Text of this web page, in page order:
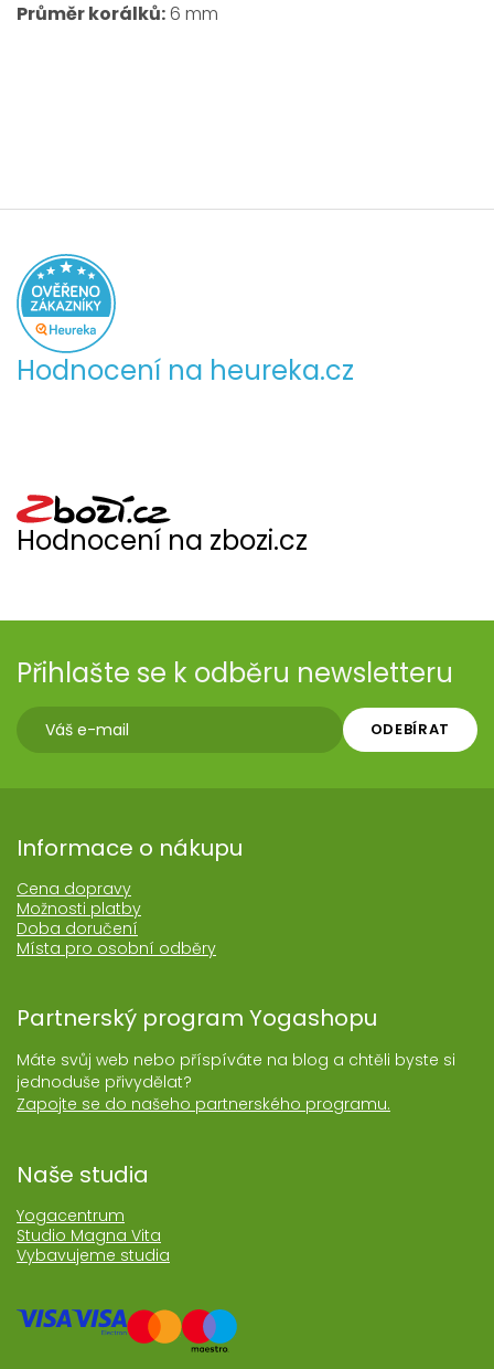
Průměr korálků:6 mm
Hodnocení na heureka.cz
Hodnocení na zbozi.cz
Přihlašte se k odběru newsletteru
ODEBÍRAT
Informace o nákupu
Cena dopravy
Možnosti platby
Doba doručení
Místa pro osobní odběry
Partnerský program Yogashopu
Máte svůj web nebo příspíváte na blog a chtěli byste si
jednoduše přivydělat?
Zapojte se do našeho partnerského programu.
Naše studia
Yogacentrum
Studio Magna Vita
Vybavujeme studia